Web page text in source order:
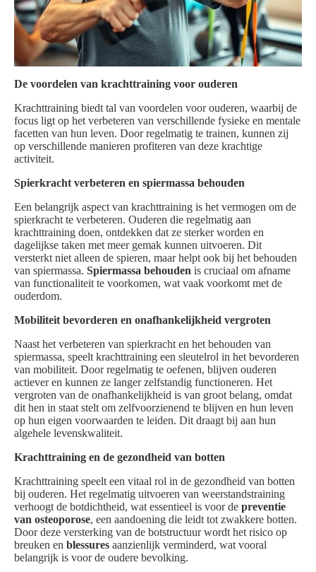
De voordelen van krachttraining voor ouderen
Krachttraining biedt tal van voordelen voor ouderen, waarbij de
focus ligt op het verbeteren van verschillende fysieke en mentale
facetten van hun leven. Door regelmatig te trainen, kunnen zij
op verschillende manieren profiteren van deze krachtige
activiteit.
Spierkracht verbeteren en spiermassa behouden
Een belangrijk aspect van krachttraining is het vermogen om de
spierkracht te verbeteren. Ouderen die regelmatig aan
krachttraining doen, ontdekken dat ze sterker worden en
dagelijkse taken met meer gemak kunnen uitvoeren. Dit
versterkt niet alleen de spieren, maar helpt ook bij het behouden
van spiermassa. Spiermassa behouden is cruciaal om afname
van functionaliteit te voorkomen, wat vaak voorkomt met de
ouderdom.
Mobiliteit bevorderen en onafhankelijkheid vergroten
Naast het verbeteren van spierkracht en het behouden van
spiermassa, speelt krachttraining een sleutelrol in het bevorderen
van mobiliteit. Door regelmatig te oefenen, blijven ouderen
actiever en kunnen ze langer zelfstandig functioneren. Het
vergroten van de onafhankelijkheid is van groot belang, omdat
dit hen in staat stelt om zelfvoorzienend te blijven en hun leven
op hun eigen voorwaarden te leiden. Dit draagt bij aan hun
algehele levenskwaliteit.
Krachttraining en de gezondheid van botten
Krachttraining speelt een vitaal rol in de gezondheid van botten
bij ouderen. Het regelmatig uitvoeren van weerstandstraining
verhoogt de botdichtheid, wat essentieel is voor de preventie
van osteoporose, een aandoening die leidt tot zwakkere botten.
Door deze versterking van de botstructuur wordt het risico op
breuken en blessures aanzienlijk verminderd, wat vooral
belangrijk is voor de oudere bevolking.